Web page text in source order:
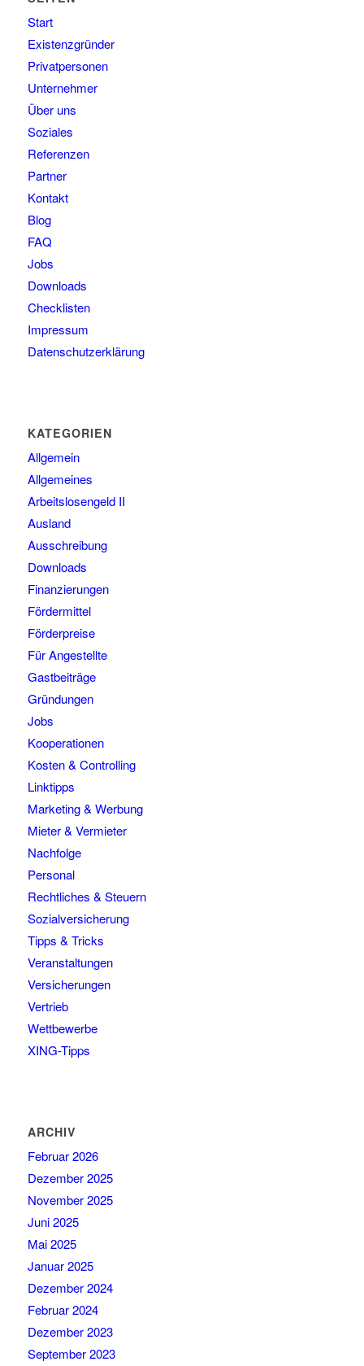
Start
Existenzgründer
Privatpersonen
Unternehmer
Über uns
Soziales
Referenzen
Partner
Kontakt
Blog
FAQ
Jobs
Downloads
Checklisten
Impressum
Datenschutzerklärung
KATEGORIEN
Allgemein
Allgemeines
Arbeitslosengeld II
Ausland
Ausschreibung
Downloads
Finanzierungen
Fördermittel
Förderpreise
Für Angestellte
Gastbeiträge
Gründungen
Jobs
Kooperationen
Kosten & Controlling
Linktipps
Marketing & Werbung
Mieter & Vermieter
Nachfolge
Personal
Rechtliches & Steuern
Sozialversicherung
Tipps & Tricks
Veranstaltungen
Versicherungen
Vertrieb
Wettbewerbe
XING-Tipps
ARCHIV
Februar 2026
Dezember 2025
November 2025
Juni 2025
Mai 2025
Januar 2025
Dezember 2024
Februar 2024
Dezember 2023
September 2023